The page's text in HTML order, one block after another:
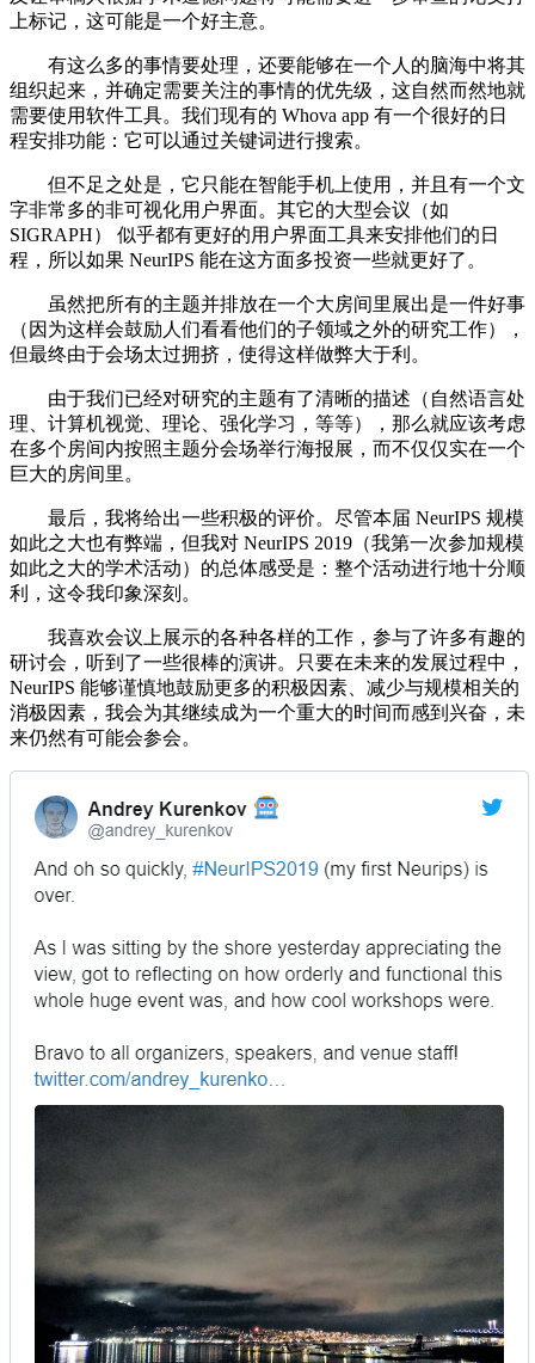
上标记，这可能是一个好主意。
有这么多的事情要处理，还要能够在一个人的脑海中将其
组织起来，并确定需要关注的事情的优先级，这自然而然地就
需要使用软件工具。我们现有的 Whova app 有一个很好的日
程安排功能：它可以通过关键词进行搜索。
但不足之处是，它只能在智能手机上使用，并且有一个文
字非常多的非可视化用户界面。其它的大型会议（如
SIGRAPH） 似乎都有更好的用户界面工具来安排他们的日
程，所以如果 NeurIPS 能在这方面多投资一些就更好了。
虽然把所有的主题并排放在一个大房间里展出是一件好事
（因为这样会鼓励人们看看他们的子领域之外的研究工作），
但最终由于会场太过拥挤，使得这样做弊大于利。
由于我们已经对研究的主题有了清晰的描述（自然语言处
理、计算机视觉、理论、强化学习，等等），那么就应该考虑
在多个房间内按照主题分会场举行海报展，而不仅仅实在一个
巨大的房间里。
最后，我将给出一些积极的评价。尽管本届 NeurIPS 规模
如此之大也有弊端，但我对 NeurIPS 2019（我第一次参加规模
如此之大的学术活动）的总体感受是：整个活动进行地十分顺
利，这令我印象深刻。
我喜欢会议上展示的各种各样的工作，参与了许多有趣的
研讨会，听到了一些很棒的演讲。只要在未来的发展过程中，
NeurIPS 能够谨慎地鼓励更多的积极因素、减少与规模相关的
消极因素，我会为其继续成为一个重大的时间而感到兴奋，未
来仍然有可能会参会。